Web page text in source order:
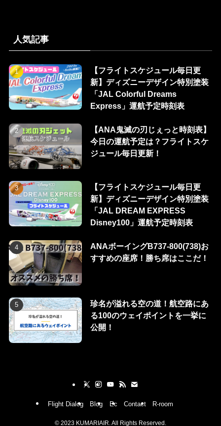
人気記事
【フライトスケジュール毎日更
新】ディズニーデザイン特別塗装
「JAL Colorful Dreams
Express」運航予定時刻表
【ANA鬼滅の刃じぇっと時刻表】
今日の運航予定は？フライトスケ
ジュール毎日更新！
【フライトスケジュール毎日更
新】ディズニーデザイン特別塗装
「JAL DREAM EXPRESS
Disney100」運航予定時刻表
ANAボーイングB737-800(738)お
すすめの座席！勝ち席はここだ！
珍名が溢れる空の道！航空路にあ
る100のウェイポイントを一挙に
公開！
Flight Dialog Blog Ec Contact R-room
© 2023 KUMARIAIR. All Rights Reserved.